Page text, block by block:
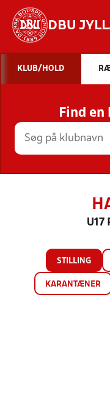
DBU
STILLINGER,
KLUB/HOLD
Find
U17
STILLING
KARANTÆNER